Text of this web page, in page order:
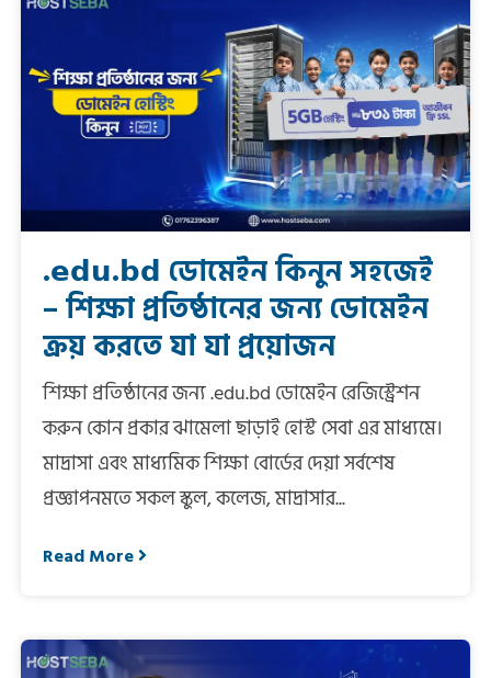
.𝗲𝗱𝘂.𝗯𝗱 ডোমেইন কিনুন সহজেই
– শিক্ষা প্রতিষ্ঠানের জন্য ডোমেইন
ক্রয় করতে যা যা প্রয়োজন
শিক্ষা প্রতিষ্ঠানের জন্য .edu.bd ডোমেইন রেজিস্ট্রেশন
করুন কোন প্রকার ঝামেলা ছাড়াই হোস্ট সেবা এর মাধ্যমে।
মাদ্রাসা এবং মাধ্যমিক শিক্ষা বোর্ডের দেয়া সর্বশেষ
প্রজ্ঞাপনমতে সকল স্কুল, কলেজ, মাদ্রাসার...
Read More